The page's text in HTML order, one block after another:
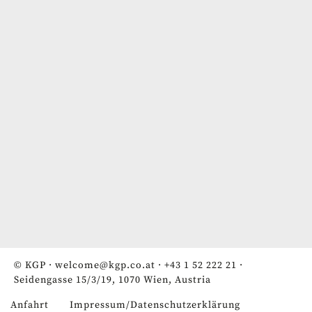
© KGP · welcome@kgp.co.at · +43 1 52 222 21 ·
Seidengasse 15/3/19, 1070 Wien, Austria
Anfahrt Impressum/Datenschutzerklärung